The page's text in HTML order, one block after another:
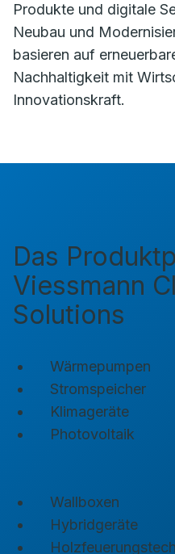
Produkte und digitale
Neubau und
basieren auf
Nachhaltigkeit mit
Innovationskraft.
Das
Viessmann
Solutions
Wärmepumpen
Stromspeicher
Klimageräte
Photovoltaik
Wallboxen
Hybridgeräte